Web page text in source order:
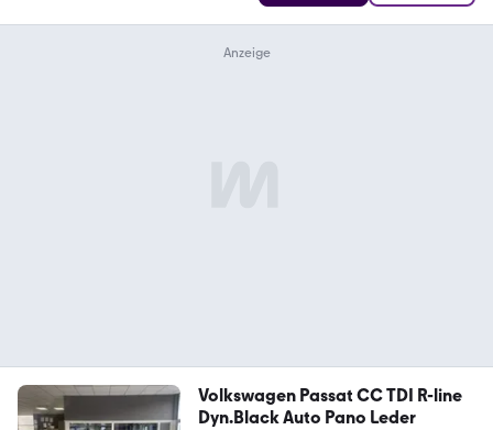
Volkswagen Passat CC TDI R-line
Dyn.Black Auto Pano Leder